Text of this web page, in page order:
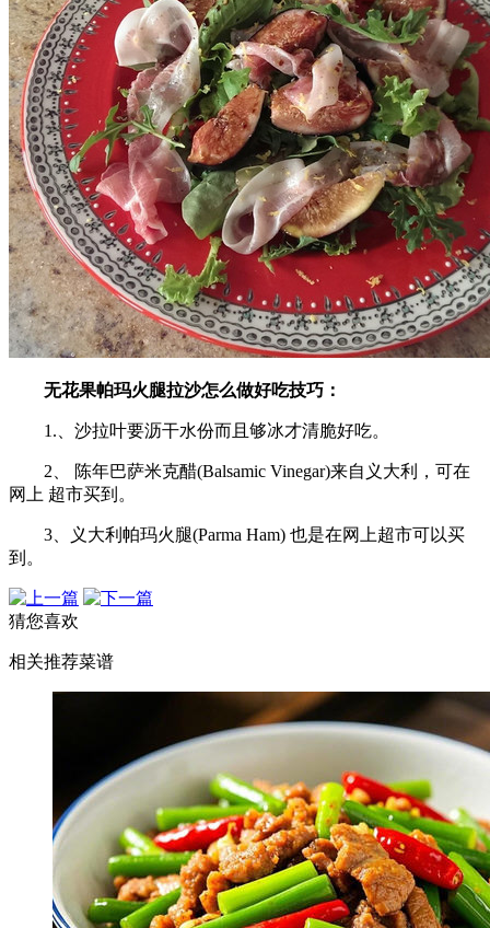
无花果帕玛火腿拉沙怎么做好吃技巧：
1.、沙拉叶要沥干水份而且够冰才清脆好吃。
2、 陈年巴萨米克醋(Balsamic Vinegar)来自义大利，可在
网上 超市买到。
3、义大利帕玛火腿(Parma Ham) 也是在网上超市可以买
到。
猜您喜欢
相关推荐菜谱